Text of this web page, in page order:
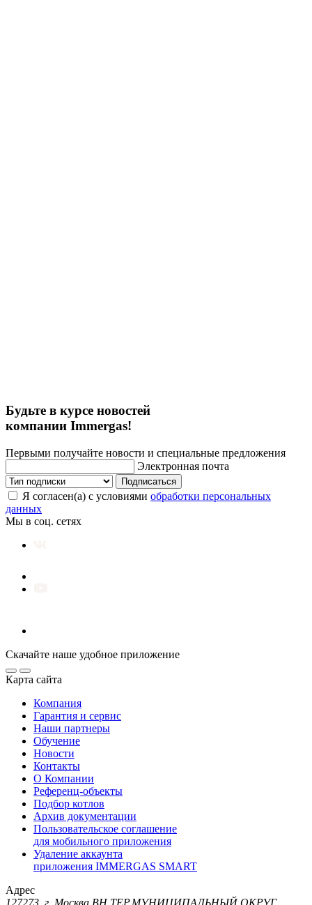
Будьте в курсе новостей
компании Immergas!
Первыми получайте новости и специальные предложения
Электронная почта
Подписаться
Я согласен(а) с условиями обработки персональных
данных
Мы в соц. сетях
Скачайте наше удобное приложение
Карта сайта
Компания
Гарантия и сервис
Наши партнеры
Обучение
Новости
Контакты
О Компании
Референц-объекты
Подбор котлов
Архив документации
Пользовательское соглашение
для мобильного приложения
Удаление аккаунта
приложения IMMERGAS SMART
Адрес
127273, г. Москва ВН.ТЕР.МУНИЦИПАЛЬНЫЙ ОКРУГ